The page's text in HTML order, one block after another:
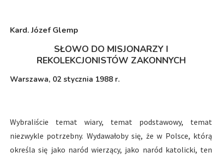
Kard. Józef Glemp
SŁOWO DO MISJONARZY I
REKOLEKCJONISTÓW ZAKONNYCH
Warszawa, 02 stycznia 1988 r.
Wybraliście temat wiary, temat podstawowy, temat
niezwykle potrzebny. Wydawałoby się, że w Polsce, którą
określa się jako naród wierzący, jako naród katolicki, ten